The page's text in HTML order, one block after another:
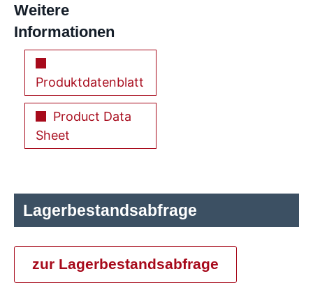
Weitere
Informationen
Produktdatenblatt
Product Data
Sheet
Lagerbestandsabfrage
zur Lagerbestandsabfrage